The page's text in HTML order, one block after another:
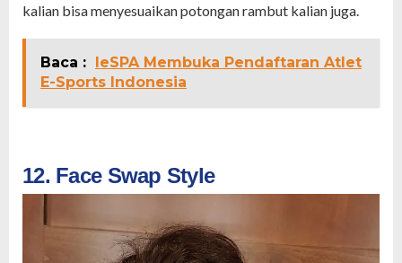
kalian bisa menyesuaikan potongan rambut kalian juga.
Baca : IeSPA Membuka Pendaftaran Atlet
E-Sports Indonesia
12. Face Swap Style